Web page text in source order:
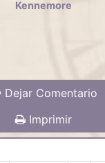
Kennemore
Dejar Comentario
Imprimir